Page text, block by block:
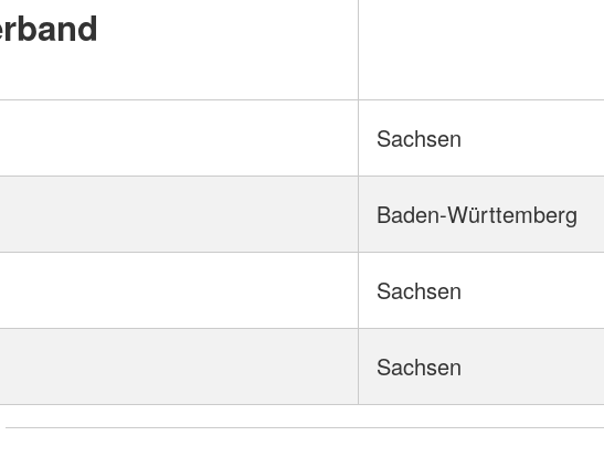
Sachsen
Baden-Württemberg
Sachsen
Sachsen